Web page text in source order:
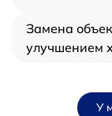
Замена
улучшением
У